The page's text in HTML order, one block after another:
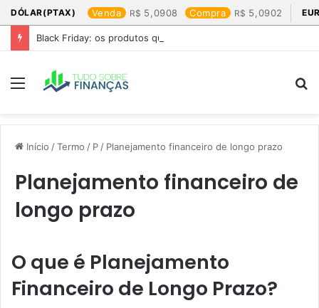
DÓLAR(PTAX) Venda 5,0908 Compra 5,0902
Black Friday: os produtos que mais valem a pena
Menu
Início /Termo / P / Planejamento financeiro de longo prazo
Planejamento financeiro de
longo prazo
O que é Planejamento
Financeiro de Longo Prazo?